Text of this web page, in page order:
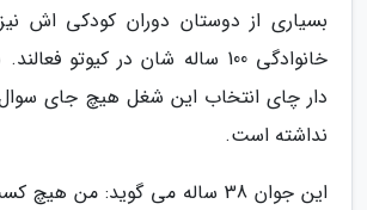
بسیاری از دوستان دوران کودکی اش
خانوادگی 100 ساله شان در کیوتو
دار چای انتخاب این شغل هیچ جای
نداشته است.
این جوان 38 ساله می گوید: من